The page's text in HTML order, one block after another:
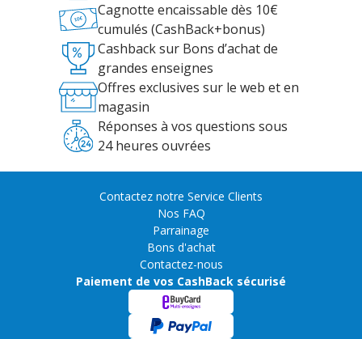
Cagnotte encaissable dès 10€
cumulés (CashBack+bonus)
Cashback sur Bons d’achat de
grandes enseignes
Offres exclusives sur le web et en
magasin
Réponses à vos questions sous
24 heures ouvrées
Contactez notre Service Clients
Nos FAQ
Parrainage
Bons d'achat
Contactez-nous
Paiement de vos CashBack sécurisé